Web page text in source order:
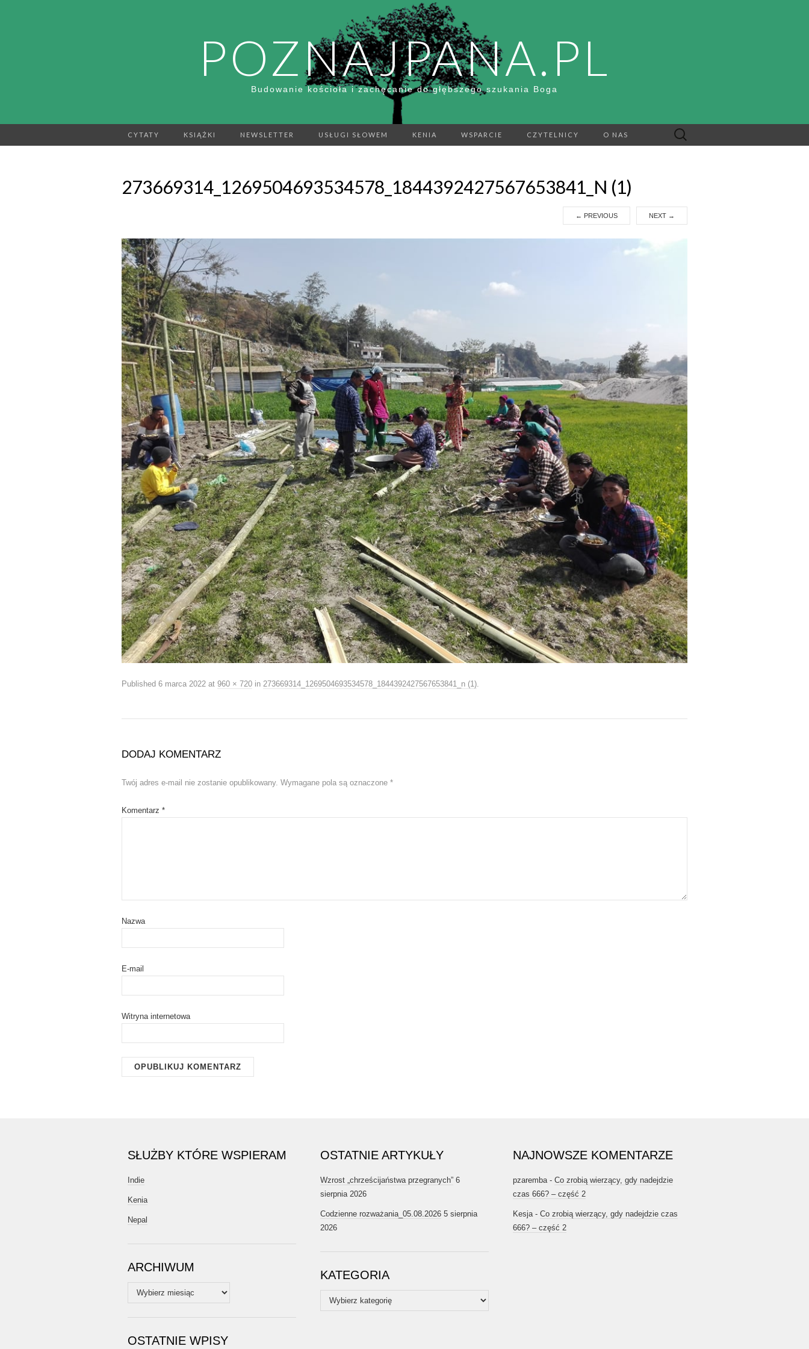
POZNAJPANA.PL
Budowanie kościoła i zachęcanie do głębszego szukania Boga
CYTATY KSIĄŻKI NEWSLETTER USŁUGI SŁOWEM KENIA WSPARCIE CZYTELNICY O NAS Szukaj:
273669314_1269504693534578_1844392427567653841_N (1)
← PREVIOUS NEXT →
Published 6 marca 2022 at 960 × 720 in 273669314_1269504693534578_1844392427567653841_n (1).
DODAJ KOMENTARZ
Twój adres e-mail nie zostanie opublikowany. Wymagane pola są oznaczone *
Komentarz *
Nazwa
E-mail
Witryna internetowa
SŁUŻBY KTÓRE WSPIERAM
Indie
Kenia
Nepal
ARCHIWUM
Archiwum
OSTATNIE WPISY
OSTATNIE ARTYKUŁY
Wzrost „chrześcijaństwa przegranych” 6
sierpnia 2026
Codzienne rozważania_05.08.2026 5 sierpnia
2026
KATEGORIA
Kategoria
NAJNOWSZE KOMENTARZE
pzaremba- Co zrobią wierzący, gdy nadejdzie
czas 666? – część 2
Kesja- Co zrobią wierzący, gdy nadejdzie czas
666? – część 2